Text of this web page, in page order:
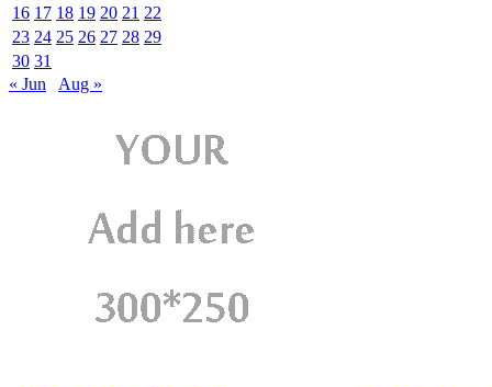
16 17 18 19 20 21 22
23 24 25 26 27 28 29
30 31
« Jun
Aug »